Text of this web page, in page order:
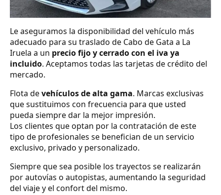
Le aseguramos la disponibilidad del vehículo más
adecuado para su traslado de Cabo de Gata a La
Iruela a un precio fijo y cerrado con el iva ya
incluido. Aceptamos todas las tarjetas de crédito del
mercado.
Flota devehículos de alta gama. Marcas exclusivas
que sustituimos con frecuencia para que usted
pueda siempre dar la mejor impresión.
Los clientes que optan por la contratación de este
tipo de profesionales se benefician de un servicio
exclusivo, privado y personalizado.
Siempre que sea posible los trayectos se realizarán
por autovías o autopistas, aumentando la seguridad
del viaje y el confort del mismo.